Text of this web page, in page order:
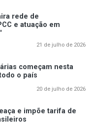
rede de
e atuação em
21 de julho de 2026
começam nesta
o país
20 de julho de 2026
e impõe tarifa de